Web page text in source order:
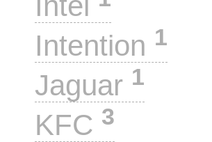
Intention 1
Jaguar 1
KFC 3